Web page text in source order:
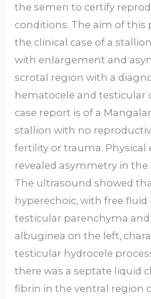
the semen to certify
conditions. The aim of this
the clinical case of a
with enlargement and
scrotal region with a
hematocele and testicular
case report is of a
stallion with no
fertility or trauma. Physical
revealed asymmetry in
The ultrasound showed
hyperechoic, with free
testicular parenchyma
albuginea on the left,
testicular hydrocele
there was a septate liquid
fibrin in the ventral region